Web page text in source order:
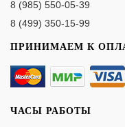
8 (985) 550-05-39
8 (499) 350-15-99
ПРИНИМАЕМ К
ЧАСЫ РАБОТЫ